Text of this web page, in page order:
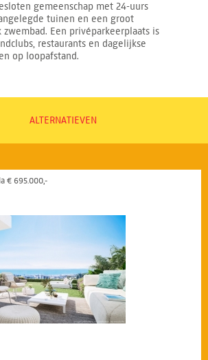
gemeenschap met 24-uurs
tuinen en een groot
Een privéparkeerplaats is
restaurants en dagelijkse
op loopafstand.
ALTERNATIEVEN
€ 695.000,-